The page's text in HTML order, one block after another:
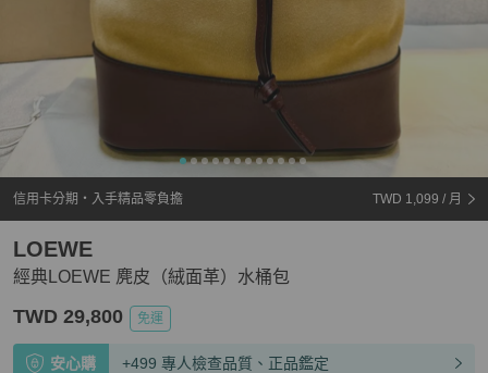
信用卡分期・入手精品零負擔 TWD 1,099 / 月
經典LOEWE 麂皮（絨面革）水桶包
LOEWE
TWD 29,800 免運
安心購 +499 專人檢查品質、正品鑑定